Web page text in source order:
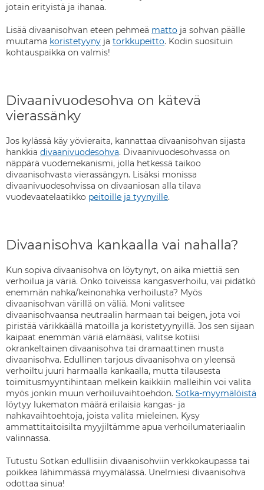
jotain erityistä ja ihanaa.
Lisää divaanisohvan eteen pehmeä matto ja sohvan päälle
muutama koristetyyny ja torkkupeitto. Kodin suosituin
kohtauspaikka on valmis!
Divaanivuodesohva on kätevä
vierassänky
Jos kylässä käy yövieraita, kannattaa divaanisohvan sijasta
hankkia divaanivuodesohva. Divaanivuodesohvassa on
näppärä vuodemekanismi, jolla hetkessä taikoo
divaanisohvasta vierassängyn. Lisäksi monissa
divaanivuodesohvissa on divaaniosan alla tilava
vuodevaatelaatikko peitoille ja tyynyille.
Divaanisohva kankaalla vai nahalla?
Kun sopiva divaanisohva on löytynyt, on aika miettiä sen
verhoilua ja väriä. Onko toiveissa kangasverhoilu, vai pidätkö
enemmän nahka/keinonahka verhoilusta? Myös
divaanisohvan värillä on väliä. Moni valitsee
divaanisohvaansa neutraalin harmaan tai beigen, jota voi
piristää värikkäällä matoilla ja koristetyynyillä. Jos sen sijaan
kaipaat enemmän väriä elämääsi, valitse kotiisi
okrankeltainen divaanisohva tai dramaattinen musta
divaanisohva. Edullinen tarjous divaanisohva on yleensä
verhoiltu juuri harmaalla kankaalla, mutta tilausesta
toimitusmyyntihintaan melkein kaikkiin malleihin voi valita
myös jonkin muun verhoiluvaihtoehdon. Sotka-myymälöistä
löytyy lukematon määrä erilaisia kangas- ja
nahkavaihtoehtoja, joista valita mieleinen. Kysy
ammattitaitoisilta myyjiltämme apua verhoilumateriaalin
valinnassa.
Tutustu Sotkan edullisiin divaanisohviin verkkokaupassa tai
poikkea lähimmässä myymälässä. Unelmiesi divaanisohva
odottaa sinua!